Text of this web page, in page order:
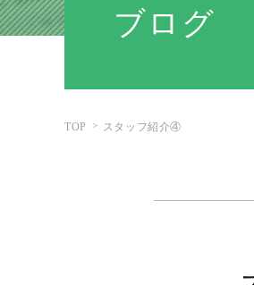
ブログ
TOP スタッフ紹介④